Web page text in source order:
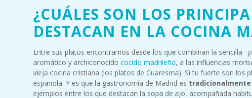
¿CUÁLES SON LOS
DESTACAN EN LA COCINA
Entre sus platos encontramos desde los que combinan la sencilla
aromático y archiconocido cocido madrileño, a las influencias
vieja cocina cristiana (los platos de Cuaresma). Si tu fuerte son los
española. Y es que la gastronomía de Madrid es tradicionalmente
ejemplos entre los que destacan la sopa de ajo, acompañada